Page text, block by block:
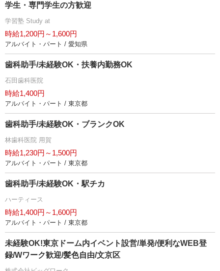
学生・専門学生の方歓迎
学習塾 Study at
時給1,200円～1,600円
アルバイト・パート / 愛知県
歯科助手/未経験OK・扶養内勤務OK
石田歯科医院
時給1,400円
アルバイト・パート / 東京都
歯科助手/未経験OK・ブランクOK
林歯科医院 用賀
時給1,230円～1,500円
アルバイト・パート / 東京都
歯科助手/未経験OK・駅チカ
ハーティース
時給1,400円～1,600円
アルバイト・パート / 東京都
未経験OK!東京ドーム内イベント設営/単発/便利なWEB登
録/Wワーク歓迎/髪色自由/文京区